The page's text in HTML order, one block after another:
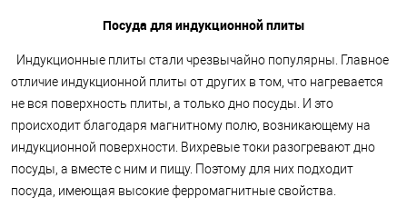
Посуда для индукционной плиты
Индукционные плиты стали чрезвычайно популярны. Главное
отличие индукционной плиты от других в том, что нагревается
не вся поверхность плиты, а только дно посуды. И это
происходит благодаря магнитному полю, возникающему на
индукционной поверхности. Вихревые токи разогревают дно
посуды, а вместе с ним и пищу. Поэтому для них подходит
посуда, имеющая высокие ферромагнитные свойства.